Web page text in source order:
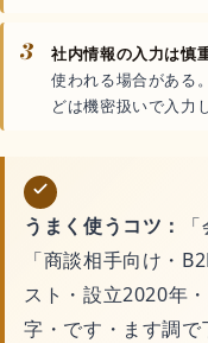
3 社内情報の入力は慎
使われる場合がある
どは機密扱いで入力
うまく使うコツ：
「商談相手向け・
スト・設立2020年
字・です・ます調